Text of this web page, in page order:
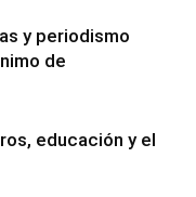
y periodismo
de
educación y el